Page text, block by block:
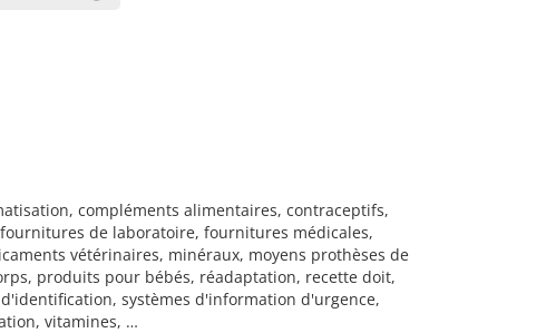
compléments alimentaires, contraceptifs,
de laboratoire, fournitures médicales,
vétérinaires, minéraux, moyens prothèses de
produits pour bébés, réadaptation, recette doit,
systèmes d'information d'urgence,
vitamines, …